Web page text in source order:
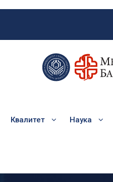
Квалитет Наука